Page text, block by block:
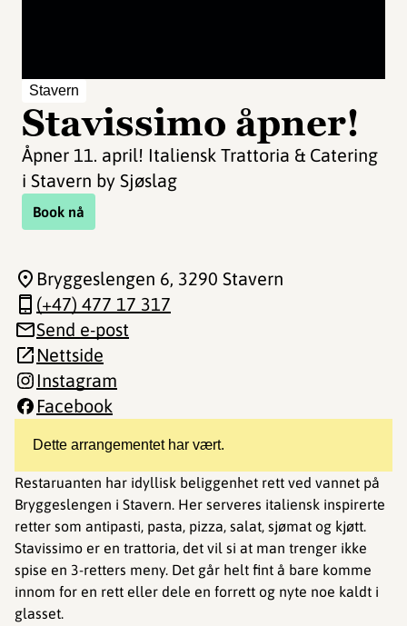
Stavern
Stavissimo åpner!
Åpner 11. april! Italiensk Trattoria & Catering
i Stavern by Sjøslag
Book nå
Dette arrangementet har vært.
Restaruanten har idyllisk beliggenhet rett ved vannet på
Bryggeslengen i Stavern. Her serveres italiensk inspirerte
retter som antipasti, pasta, pizza, salat, sjømat og kjøtt.
Stavissimo er en trattoria, det vil si at man trenger ikke
spise en 3-retters meny. Det går helt fint å bare komme
innom for en rett eller dele en forrett og nyte noe kaldt i
glasset.
Bryggeslengen 6, 3290 Stavern
(+47) 477 17 317
Send e-post
Nettside
Instagram
Facebook